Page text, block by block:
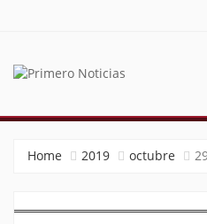
Home 2019 octubre